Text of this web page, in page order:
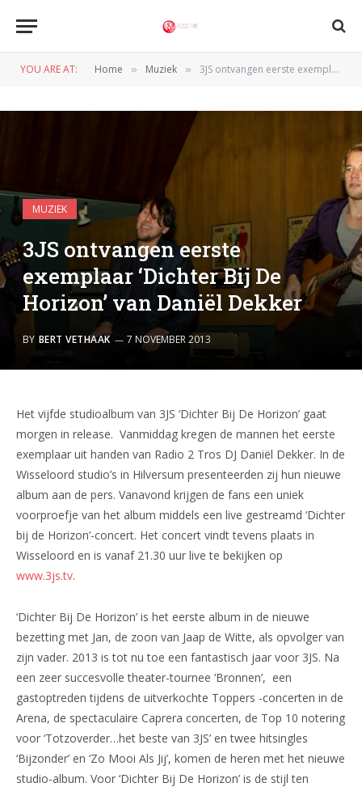
YOU ARE AT: Home » Muziek » 3JS ontvangen eerste exemplaar ‘Dichter Bij De Horizon’ van Daniël Dekker
MUZIEK
3JS ontvangen eerste
exemplaar ‘Dichter Bij De
Horizon’ van Daniël Dekker
BY BERT VETHAAK 7 NOVEMBER 2013
Het vijfde studioalbum van 3JS ‘Dichter Bij De Horizon’ gaat
morgen in release. Vanmiddag kregen de mannen het eerste
exemplaar uit handen van Radio 2 Tros DJ Daniël Dekker. In de
Wisseloord studio’s in Hilversum presenteerden zij hun nieuwe
album aan de pers. Vanavond krijgen de fans een uniek
voorproefje van het album middels een live gestreamd ‘Dichter
bij de Horizon’-concert. Het concert vindt tevens plaats in
Wisseloord en is vanaf 21.30 uur live te bekijken op
www.3js.tv.
‘Dichter Bij De Horizon’ is het eerste album in de nieuwe
bezetting met Jan, de zoon van Jaap de Witte, als opvolger van
zijn vader. 2013 is tot nu toe een fantastisch jaar voor 3JS. Na
een zeer succesvolle theater-tournee ‘Bronnen’, een
gastoptreden tijdens de uitverkochte Toppers -concerten in de
Arena, de spectaculaire Caprera concerten, de Top 10 notering
voor ‘Totzoverder…het beste van 3JS’ en twee hitsingles
‘Bijzonder’ en ‘Zo Mooi Als Jij’, komen de heren met het nieuwe
studio-album. Voor ‘Dichter Bij De Horizon’ is de stijl ten